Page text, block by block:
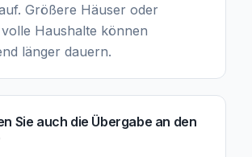
Größere Häuser oder
Haushalte können
länger dauern.
Sie auch die Übergabe an den